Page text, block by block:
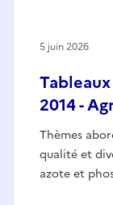
2014 -
Thèmes
qualité et
azote et
5 juin 2026